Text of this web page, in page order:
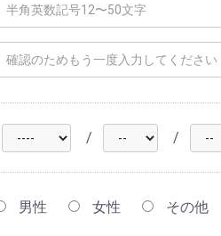
/ /
男性 女性 その他